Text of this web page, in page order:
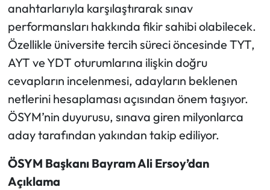
anahtarlarıyla karşılaştırarak sınav
performansları hakkında fikir sahibi olabilecek.
Özellikle üniversite tercih süreci öncesinde TYT,
AYT ve YDT oturumlarına ilişkin doğru
cevapların incelenmesi, adayların beklenen
netlerini hesaplaması açısından önem taşıyor.
ÖSYM’nin duyurusu, sınava giren milyonlarca
aday tarafından yakından takip ediliyor.
ÖSYM Başkanı Bayram Ali Ersoy’dan
Açıklama